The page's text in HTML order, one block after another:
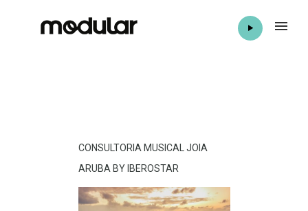
CONSULTORIA MUSICAL JOIA
ARUBA BY IBEROSTAR